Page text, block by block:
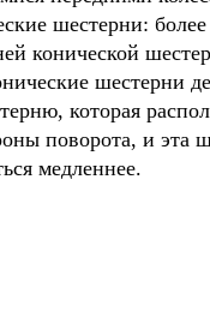
шестерни:
конической
шестерни
которая
поворота, и эта
медленнее.